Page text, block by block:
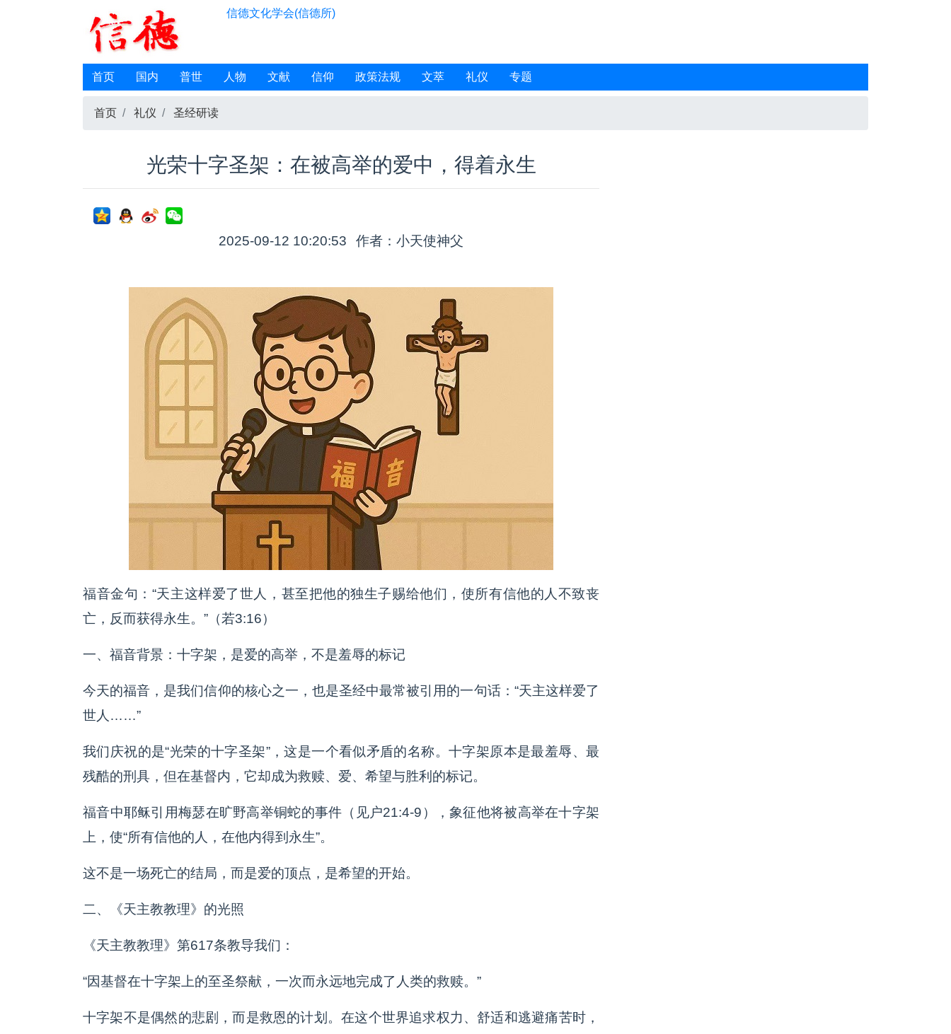
信德文化学会(信德所)
首页 国内 普世 人物 文献 信仰 政策法规 文萃 礼仪 专题
首页 礼仪 圣经研读
光荣十字圣架：在被高举的爱中，得着永生
2025-09-12 10:20:53 作者：小天使神父
福音金句：“天主这样爱了世人，甚至把他的独生子赐给他们，使所有信他的人不致丧
亡，反而获得永生。”（若3:16）
一、福音背景：十字架，是爱的高举，不是羞辱的标记
今天的福音，是我们信仰的核心之一，也是圣经中最常被引用的一句话：“天主这样爱了
世人……”
我们庆祝的是“光荣的十字圣架”，这是一个看似矛盾的名称。十字架原本是最羞辱、最
残酷的刑具，但在基督内，它却成为救赎、爱、希望与胜利的标记。
福音中耶稣引用梅瑟在旷野高举铜蛇的事件（见户21:4-9），象征他将被高举在十字架
上，使“所有信他的人，在他内得到永生”。
这不是一场死亡的结局，而是爱的顶点，是希望的开始。
二、《天主教教理》的光照
《天主教教理》第617条教导我们：
“因基督在十字架上的至圣祭献，一次而永远地完成了人类的救赎。”
十字架不是偶然的悲剧，而是救恩的计划。在这个世界追求权力、舒适和逃避痛苦时，